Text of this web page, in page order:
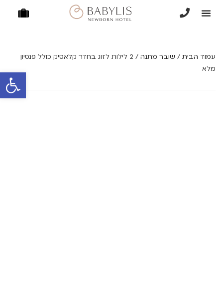
עמוד הבית / שובר מתנה
/ 2 לילות לזוג בחדר קלאסיק כולל פנסיון
מלא
פתח